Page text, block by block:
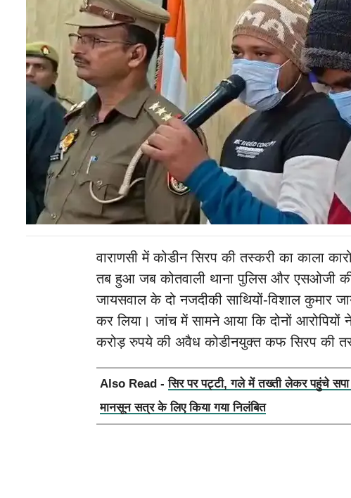
वाराणसी में कोडीन सिरप की तस्करी का काला
तब हुआ जब कोतवाली थाना पुलिस और एसओजी
जायसवाल के दो नजदीकी साथियों-विशाल कुमार
कर लिया। जांच में सामने आया कि दोनों आरोपियों
करोड़ रुपये की अवैध कोडीनयुक्त कफ सिरप की
Also Read -सिर पर पट्टी, गले में तख्ती लेकर पहुंचे सपा
मानसून सत्र के लिए किया गया निलंबित